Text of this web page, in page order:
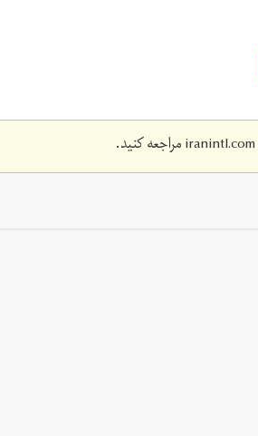
iranintl.comمراجعه کنید.